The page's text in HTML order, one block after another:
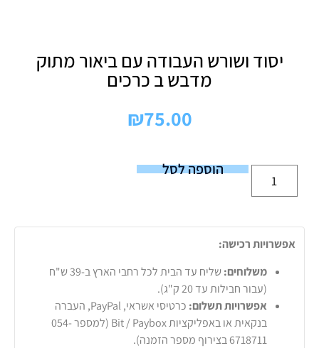
יסוד ושורש העבודה עם ביאור מתוק
מדבש ב כרכים
₪75.00
הוספה לסל
אפשרויות רכישה:
משלוחים:
שליח עד הבית לכל רחבי הארץ ב-39 ש"ח
(עבור חבילות עד 20 ק"ג).
אפשרויות תשלום:
כרטיסי אשראי, PayPal, העברה
בנקאית או באפליקציות Bit / Paybox (למספר 054-
6718711 בצירוף מספר הזמנה).